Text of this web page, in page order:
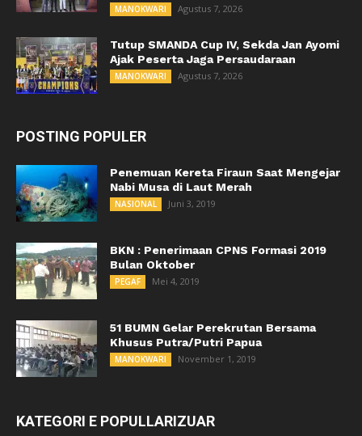
MANOKWARI Agustus 7, 2026
Tutup SMANDA Cup IV, Sekda Jan Ayomi
Ajak Peserta Jaga Persaudaraan
MANOKWARI Agustus 7, 2026
POSTING POPULER
Penemuan Kereta Firaun Saat Mengejar
Nabi Musa di Laut Merah
NASIONAL Juni 3, 2019
BKN : Penerimaan CPNS Formasi 2019
Bulan Oktober
PEGAF Mei 4, 2019
51 BUMN Gelar Perekrutan Bersama
Khusus Putra/Putri Papua
MANOKWARI November 1, 2019
KATEGORI E POPULLARIZUAR